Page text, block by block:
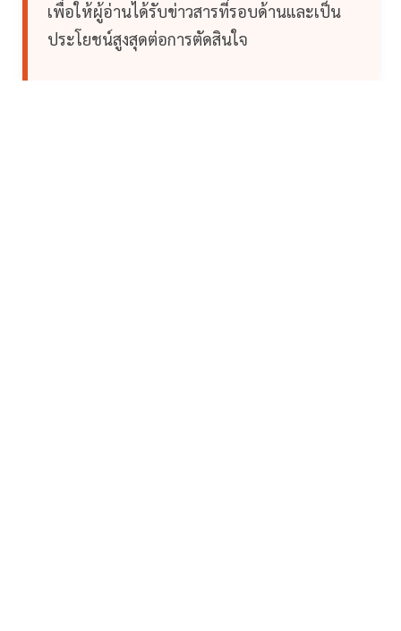
เพื่อให้ผู้อ่านได้รับข่าวสารที่รอบด้านและเป็น
ประโยชน์สูงสุดต่อการตัดสินใจ